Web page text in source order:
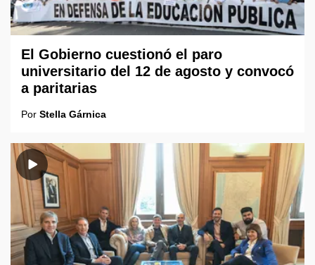
El Gobierno cuestionó el paro
universitario del 12 de agosto y convocó
a paritarias
Por Stella Gárnica